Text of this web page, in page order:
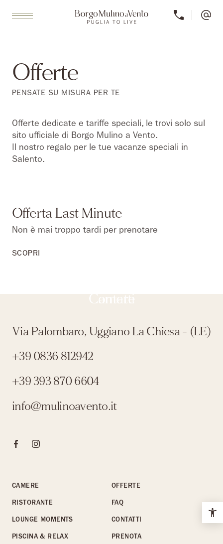
Offerte
PENSATE SU MISURA PER TE
Offerte dedicate e tariffe speciali, le trovi solo sul
sito ufficiale di Borgo Mulino a Vento.
Il nostro regalo per le tue vacanze speciali in
Salento.
Offerta Last Minute
Non è mai troppo tardi per prenotare
SCOPRI
Camere
Contatti
Via Palombaro, Uggiano La Chiesa - (LE)
+39 0836 812942
+39 393 870 6604
info@mulinoavento.it
Clicca qui per visitare la pagina Facebook
Clicca qui per visitare il profilo Instagram
CAMERE
RISTORANTE
LOUNGE MOMENTS
PISCINA & RELAX
OFFERTE
FAQ
CONTATTI
PRENOTA